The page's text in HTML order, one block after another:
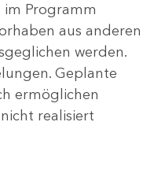
Programm
aus anderen
werden.
Geplante
ermöglichen
realisiert